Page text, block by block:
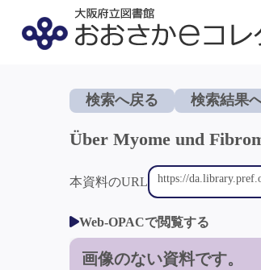
検索へ戻る 検索結果
Über Myome und
本資料のURL
Web-OPACで閲覧する
画像のない資料です。